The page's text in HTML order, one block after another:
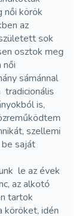
női körök
az
sok
osztok meg
női
sámánnal
is,
szellemi
saját
le az évek
az alkotó
tartok
köröket, idén